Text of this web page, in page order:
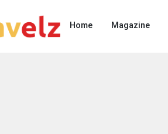
Home Magazine